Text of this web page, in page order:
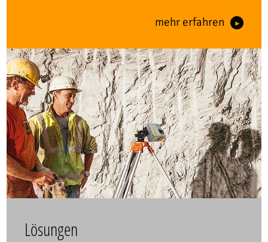
mehr erfahren
Lösungen